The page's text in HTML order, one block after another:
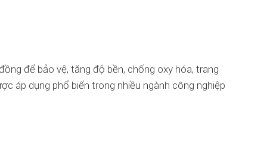
để bảo vệ, tăng độ bền, chống oxy hóa, trang
áp dụng phổ biến trong nhiều ngành công nghiệp